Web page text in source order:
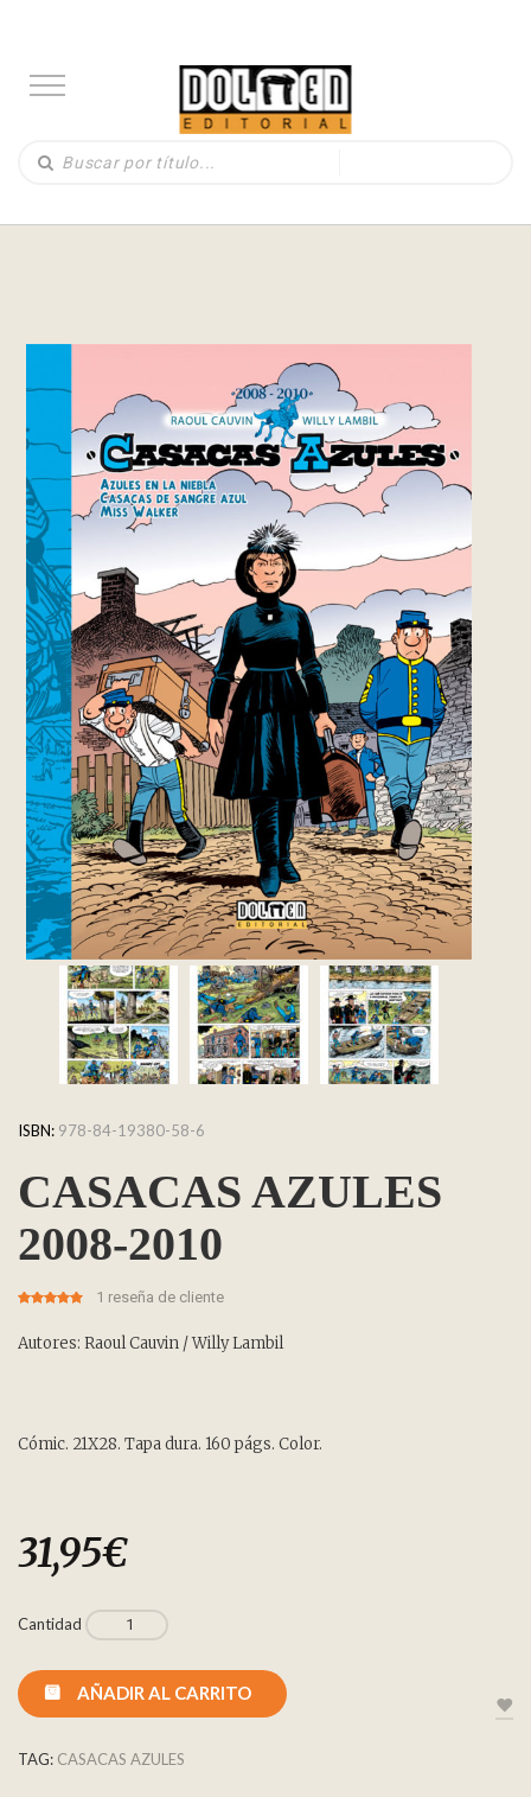
ISBN: 978-84-19380-58-6
CASACAS AZULES
2008-2010
customer
rating
1 reseña de cliente
Autores: Raoul Cauvin / Willy Lambil
Cómic. 21X28. Tapa dura. 160 págs. Color.
31,95€
Cantidad
AÑADIR AL CARRITO
TAG: CASACAS AZULES